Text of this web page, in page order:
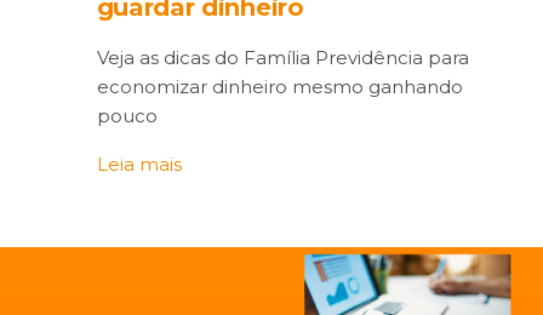
guardar dinheiro
Veja as dicas do Família Previdência para
economizar dinheiro mesmo ganhando
pouco
Leia mais